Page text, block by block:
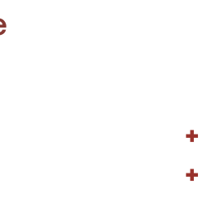
+
+